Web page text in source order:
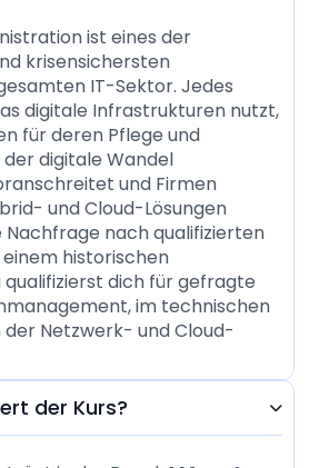
ist eines der
krisensichersten
IT-Sektor. Jedes
digitale Infrastrukturen nutzt,
für deren Pflege und
digitale Wandel
und Firmen
und Cloud-Lösungen
Nachfrage nach qualifizierten
historischen
qualifizierst dich für gefragte
im technischen
der Netzwerk- und Cloud-
der Kurs? 